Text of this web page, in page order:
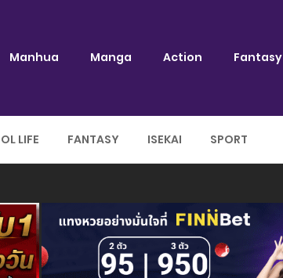
Manhua Manga Action Fantasy
LIFE FANTASY ISEKAI SPORT